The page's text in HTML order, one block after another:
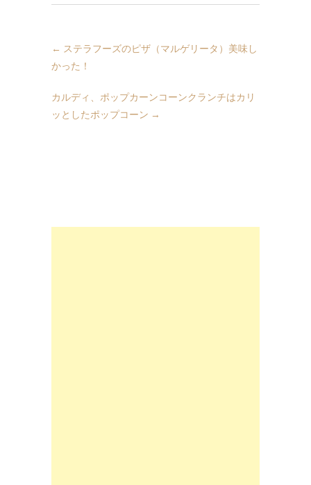
← ステラフーズのピザ（マルゲリータ）美味し
かった！
カルディ、ポップカーンコーンクランチはカリ
ッとしたポップコーン →